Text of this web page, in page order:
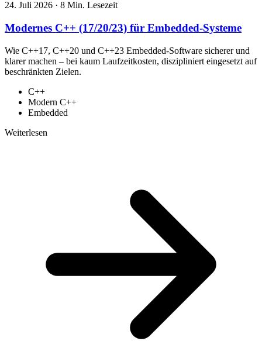
24. Juli 2026 · 8 Min. Lesezeit
Modernes C++ (17/20/23) für Embedded-Systeme
Wie C++17, C++20 und C++23 Embedded-Software sicherer und
klarer machen – bei kaum Laufzeitkosten, diszipliniert eingesetzt auf
beschränkten Zielen.
C++
Modern C++
Embedded
Weiterlesen